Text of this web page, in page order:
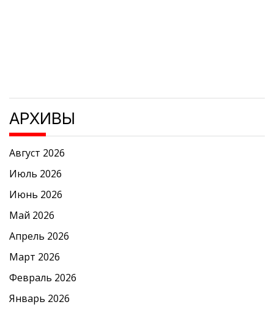
АРХИВЫ
Август 2026
Июль 2026
Июнь 2026
Май 2026
Апрель 2026
Март 2026
Февраль 2026
Январь 2026